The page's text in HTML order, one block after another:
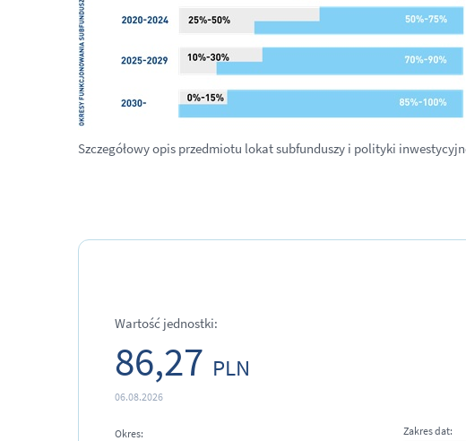
Szczegółowy opis przedmiotu lokat subfunduszy i polityki
Wartość jednostki:
86,27 PLN
06.08.2026
Okres: Zakres dat: